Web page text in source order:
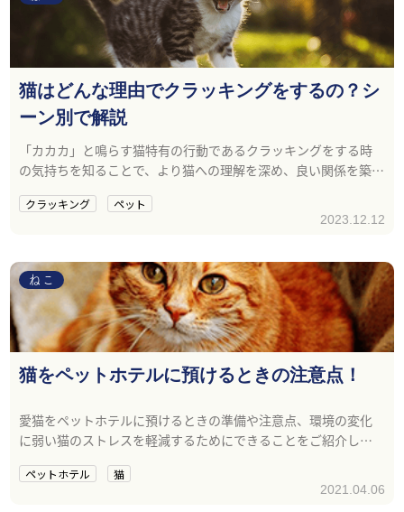
猫はどんな理由でクラッキングをするの？シ
ーン別で解説
「カカカ」と鳴らす猫特有の行動であるクラッキングをする時
の気持ちを知ることで、より猫への理解を深め、良い関係を築く
クラッキング ペット
2023.12.12
ねこ
猫をペットホテルに預けるときの注意点！
愛猫をペットホテルに預けるときの準備や注意点、環境の変化
に弱い猫のストレスを軽減するためにできることをご紹介しま
ペットホテル 猫
2021.04.06